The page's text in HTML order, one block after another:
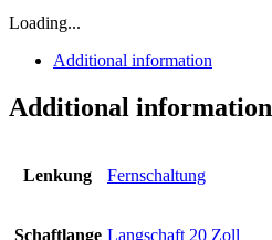
Loading...
Additional information
Additional information
Lenkung Fernschaltung
Schaftlange Langschaft 20 Zoll